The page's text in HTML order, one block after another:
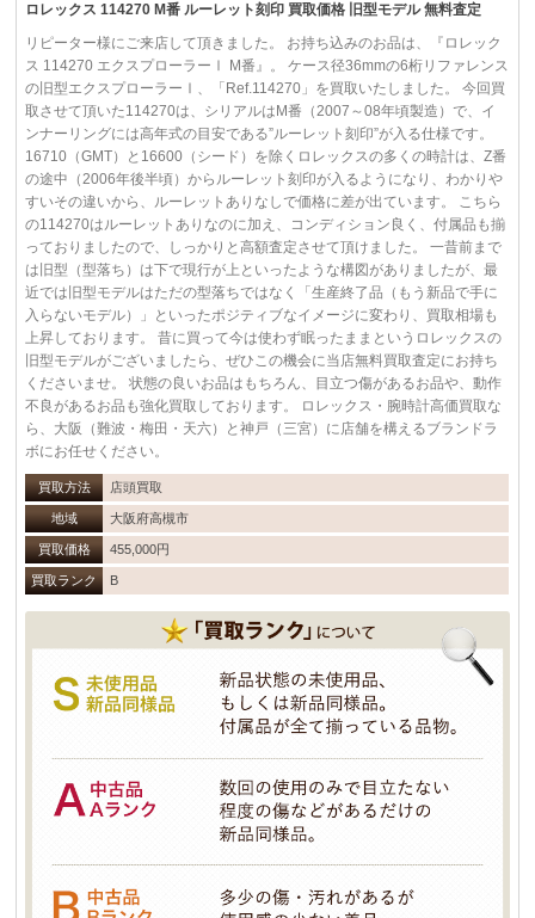
ロレックス 114270 M番 ルーレット刻印 買取価格 旧型モデル 無料査定
リピーター様にご来店して頂きました。 お持ち込みのお品は、『ロレック
ス 114270 エクスプローラーⅠ M番』。 ケース径36mmの6桁リファレンス
の旧型エクスプローラーⅠ、「Ref.114270」を買取いたしました。 今回買
取させて頂いた114270は、シリアルはM番（2007～08年頃製造）で、イ
ンナーリングには高年式の目安である”ルーレット刻印”が入る仕様です。
16710（GMT）と16600（シード）を除くロレックスの多くの時計は、Z番
の途中（2006年後半頃）からルーレット刻印が入るようになり、わかりや
すいその違いから、ルーレットありなしで価格に差が出ています。 こちら
の114270はルーレットありなのに加え、コンディション良く、付属品も揃
っておりましたので、しっかりと高額査定させて頂けました。 一昔前まで
は旧型（型落ち）は下で現行が上といったような構図がありましたが、最
近では旧型モデルはただの型落ちではなく「生産終了品（もう新品で手に
入らないモデル）」といったポジティブなイメージに変わり、買取相場も
上昇しております。 昔に買って今は使わず眠ったままというロレックスの
旧型モデルがございましたら、ぜひこの機会に当店無料買取査定にお持ち
くださいませ。 状態の良いお品はもちろん、目立つ傷があるお品や、動作
不良があるお品も強化買取しております。 ロレックス・腕時計高価買取な
ら、大阪（難波・梅田・天六）と神戸（三宮）に店舗を構えるブランドラ
ボにお任せください。
買取方法 店頭買取
地域 大阪府高槻市
買取価格 455,000円
買取ランク B